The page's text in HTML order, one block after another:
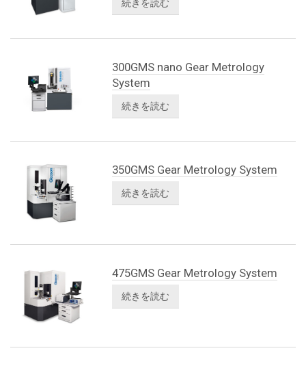
続きを読む
300GMS nano Gear Metrology
System
続きを読む
350GMS Gear Metrology System
続きを読む
475GMS Gear Metrology System
続きを読む